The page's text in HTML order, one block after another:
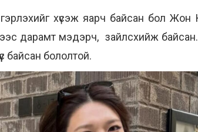
хүсэж яарч байсан бол Жон
дарамт мэдэрч, зайлсхийж
байсан бололтой.